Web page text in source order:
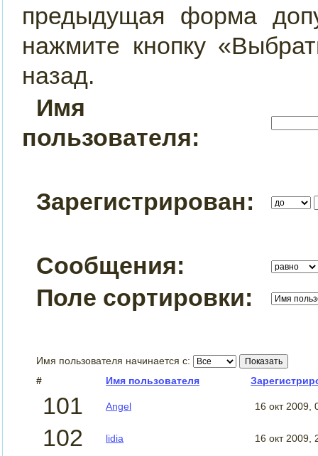
предыдущая форма
нажмите кнопку
назад.
Имя
пользователя:
Зарегистрирован:
Сообщения:
Поле сортировки:
Имя пользователя начинается с:
#
Имя пользователя
101 Angel 16 окт 2009,
102 lidia 16 окт 2009,